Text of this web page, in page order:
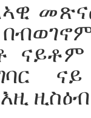
ዚስዕብ